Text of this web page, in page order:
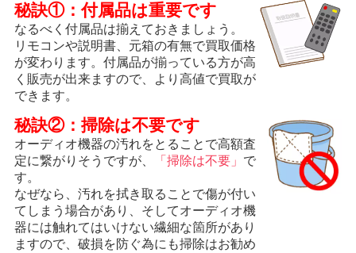
秘訣①：付属品は重要です
なるべく付属品は揃えておきましょう。
リモコンや説明書、元箱の有無で買取価格
が変わります。付属品が揃っている方が高
く販売が出来ますので、より高値で買取が
できます。
秘訣②：掃除は不要です
オーディオ機器の汚れをとることで高額査
定に繋がりそうですが、
「掃除は不要」 で
す。
なぜなら、汚れを拭き取ることで傷が付い
てしまう場合があり、そしてオーディオ機
器には触れてはいけない繊細な箇所があり
ますので、破損を防ぐ為にも掃除はお勧め